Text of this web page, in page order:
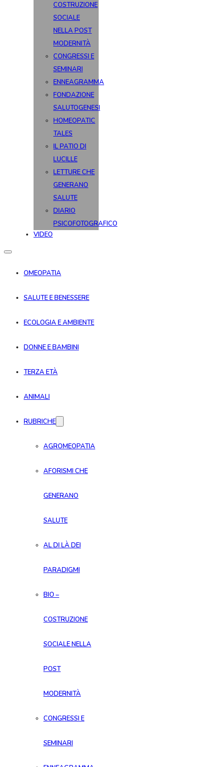
COSTRUZIONE
SOCIALE
NELLA POST
MODERNITÀ
CONGRESSI E
SEMINARI
ENNEAGRAMMA
FONDAZIONE
SALUTOGENESI
HOMEOPATIC
TALES
IL PATIO DI
LUCILLE
LETTURE CHE
GENERANO
SALUTE
DIARIO
PSICOFOTOGRAFICO
VIDEO
OMEOPATIA
SALUTE E BENESSERE
ECOLOGIA E AMBIENTE
DONNE E BAMBINI
TERZA ETÀ
ANIMALI
RUBRICHE
AGROMEOPATIA
AFORISMI CHE
GENERANO
SALUTE
AL DI LÀ DEI
PARADIGMI
BIO –
COSTRUZIONE
SOCIALE NELLA
POST
MODERNITÀ
CONGRESSI E
SEMINARI